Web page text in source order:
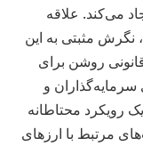
می‌کند. علاقه
نگرش مثبتی به این
روشن برای
سرمایه‌گذاران و
کسب‌وکارها، این وضعیت necessitates یک رویکرد محتاطانه
مرتبط با ارزهای